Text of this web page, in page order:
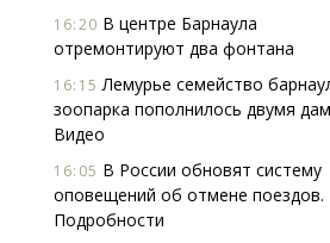
16:20 В центре Барнаула
отремонтируют два фонтана
16:15 Лемурье семейство
зоопарка пополнилось двумя
Видео
16:05 В России обновят систему
оповещений об отмене поездов.
Подробности